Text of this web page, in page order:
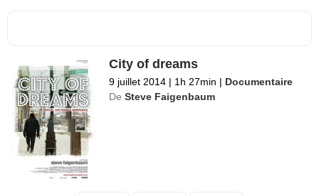
City of dreams
9 juillet 2014 | 1h 27min | Documentaire
De Steve Faigenbaum